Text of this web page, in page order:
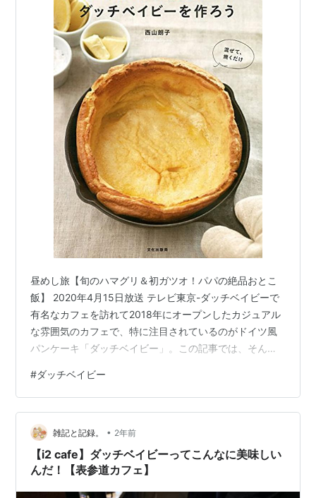
昼めし旅【旬のハマグリ＆初ガツオ！パパの絶品おとこ
飯】 2020年4月15日放送 テレビ東京-ダッチベイビーで
有名なカフェを訪れて2018年にオープンしたカジュアル
な雰囲気のカフェで、特に注目されているのがドイツ風
パンケーキ「ダッチベイビー」。この記事では、そんな
素敵なストーリーを紹介していきます。全てを美味しく
感じさせてくれる「ダッチベイビー」テレビ番組の中
で、スギちゃんが試食したローストビーフサラダダッチ
ベイビーは、ただ美味しいだけではなく、心まで満たし
てくれるような味わいだったそうです。料理の美味しさ
だけでなく、その瞬間を特別なものにして…
#ダッチベイビー
雑記と記録。 • 2年前
【i2 cafe】ダッチベイビーってこんなに美味しい
んだ！【表参道カフェ】